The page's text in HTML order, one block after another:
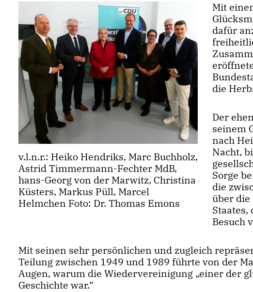
v.l.n.r.: Heiko Hendriks, Marc Buchholz,
Astrid Timmermann-Fechter MdB,
hans-Georg von der Marwitz, Christina
Küsters, Markus Püll, Marcel
Helmchen Foto: Dr. Thomas Emons
Mit
dafür
die
Der
seinem
nach
Nacht,
Sorge
die
über die
Besuch
Mit seinen sehr persönlichen und zugleich
Teilung zwischen 1949 und 1989 führte von der
Augen, warum die Wiedervereinigung „einer der
Geschichte war.“